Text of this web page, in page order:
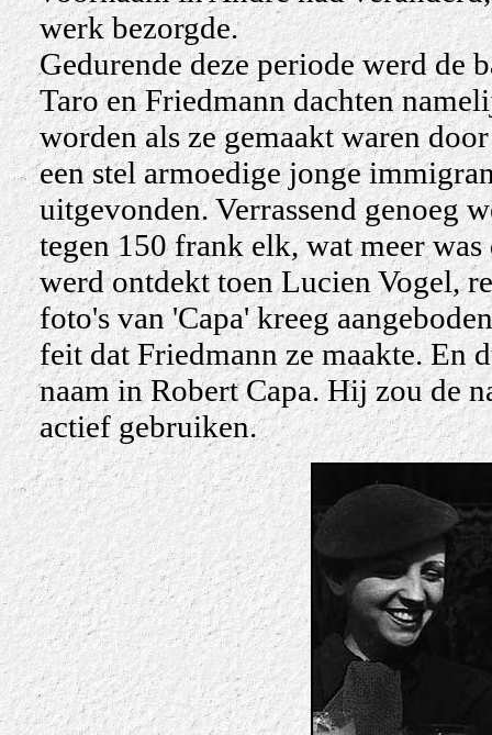
werk bezorgde.
Gedurende deze periode werd de
Taro en Friedmann dachten
worden als ze gemaakt waren
een stel armoedige jonge
uitgevonden. Verrassend genoeg
tegen 150 frank elk, wat meer
werd ontdekt toen Lucien Vogel,
foto's van 'Capa' kreeg
feit dat Friedmann ze maakte. En
naam in Robert Capa. Hij zou de
actief gebruiken.